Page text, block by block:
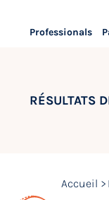
Professionals
RÉSULTATS
Accueil